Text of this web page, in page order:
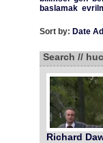
baslamak
Sort by: Date
Search //
Richard